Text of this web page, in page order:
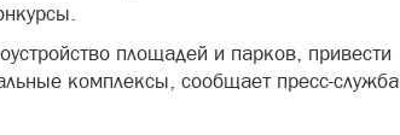
площадей и парков, привести
комплексы, сообщает пресс-служба